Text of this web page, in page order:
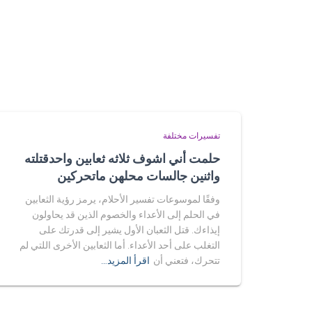
تفسيرات مختلفة
حلمت أني اشوف ثلاثه ثعابين واحدقتلته
واثنين جالسات محلهن ماتحركين
وفقًا لموسوعات تفسير الأحلام، يرمز رؤية الثعابين
في الحلم إلى الأعداء والخصوم الذين قد يحاولون
إيذاءك. قتل الثعبان الأول يشير إلى قدرتك على
التغلب على أحد الأعداء. أما الثعابين الأخرى اللتي لم
تتحرك، فتعني أن اقرأ المزيد…